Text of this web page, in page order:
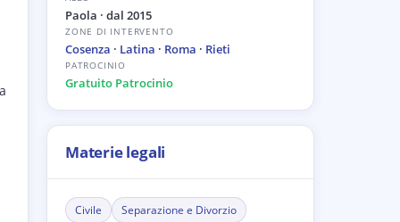
Paola · dal 2015
ZONE DI INTERVENTO
Cosenza · Latina · Roma · Rieti
PATROCINIO
Gratuito Patrocinio
Materie legali
Civile
Separazione e Divorzio